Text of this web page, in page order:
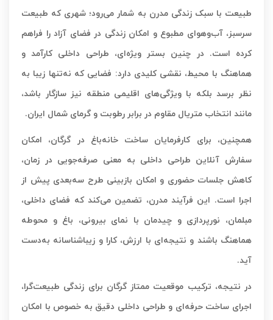
طبیعت با سبک زندگی مدرن به شمار می‌رود؛ شهری که طبیعت
سرسبز، آب‌وهوای مطبوع و امکان زندگی در فضای آزاد را فراهم
کرده است. در چنین بستر ویژه‌ای، طراحی داخلی کارآمد و
هماهنگ با محیط، نقشی کلیدی دارد: فضایی که نه‌تنها زیبا به
نظر برسد بلکه با ویژگی‌های اقلیمی منطقه نیز سازگار باشد،
مانند انتخاب متریال مقاوم در برابر رطوبت و گرمای شمال ایران.
همچنین، برای کارفرمایان ساخت خانه‌باغ در گرگان، امکان
سفارش آنلاین طراحی داخلی به معنی صرفه‌جویی در زمان،
کاهش جلسات حضوری و امکان بازبینی طرح سه‌بعدی پیش از
اجرا است. این فرآیند مدرن، تضمین می‌کند که فضای داخلی،
مبلمان، نورپردازی و چیدمان با نمای بیرونی، باغ و محوطه
هماهنگ باشند و نتیجه‌ای با ارزش، کارا و زیباشناسانه به‌دست
آید.
در نتیجه، ترکیب موقعیت ممتاز گرگان برای زندگی طبیعت‌گرا،
اجرای ساخت حرفه‌ای و طراحی داخلی دقیق به خصوص با امکان